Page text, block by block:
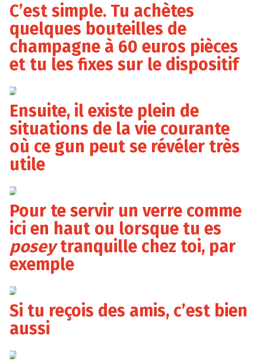
C’est simple. Tu achètes
quelques bouteilles de
champagne à 60 euros pièces
et tu les fixes sur le dispositif
kingofsparklers.com
Ensuite, il existe plein de
situations de la vie courante
où ce gun peut se révéler très
utile
kingofsparklers.com
Pour te servir un verre comme
ici en haut ou lorsque tu es
poseytranquille chez toi, par
exemple
kingofsparklers.com
Si tu reçois des amis, c’est bien
aussi
kingofsparklers.com